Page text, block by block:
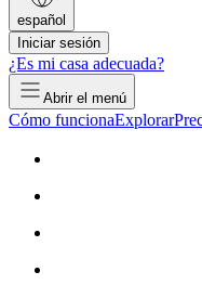
español
Iniciar sesión
¿Es mi casa adecuada?
Abrir el menú
Cómo funcionaExplorar